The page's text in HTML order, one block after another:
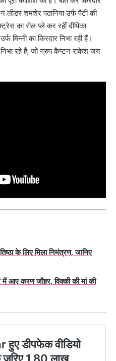
लीडर शमशेर पठानिया उर्फ पैटी की
का रोल प्ले कर रहीं दीपिका
मिन्नी का किरदार निभा रही हैं।
रहे हैं, जो ग्रुप कैप्टन राकेश जय
के लिए मिला निमंत्रण, जानिए
आए करण जौहर, विक्की की मां की